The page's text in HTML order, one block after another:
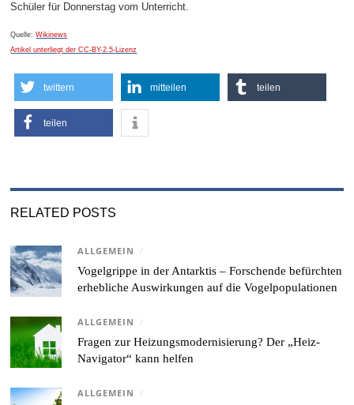
Schüler für Donnerstag vom Unterricht.
Quelle:Wikinews
Artikel unterliegt der CC-BY-2.5-Lizenz
twittern mitteilen teilen
teilen
RELATED POSTS
ALLGEMEIN /
Vogelgrippe in der Antarktis – Forschende befürchten
erhebliche Auswirkungen auf die Vogelpopulationen
ALLGEMEIN /
Fragen zur Heizungsmodernisierung? Der „Heiz-
Navigator“ kann helfen
ALLGEMEIN /